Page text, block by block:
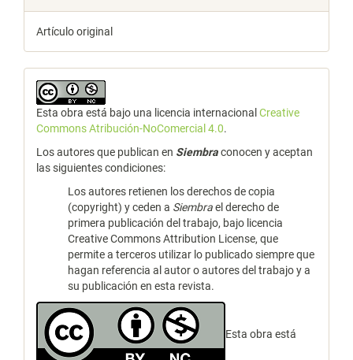
Artículo original
Esta obra está bajo una licencia internacional Creative
Commons Atribución-NoComercial 4.0.
Los autores que publican en Siembraconocen y aceptan
las siguientes condiciones:
Los autores retienen los derechos de copia
(copyright) y ceden a Siembrael derecho de
primera publicación del trabajo, bajo licencia
Creative Commons Attribution License, que
permite a terceros utilizar lo publicado siempre que
hagan referencia al autor o autores del trabajo y a
su publicación en esta revista.
Esta obra está